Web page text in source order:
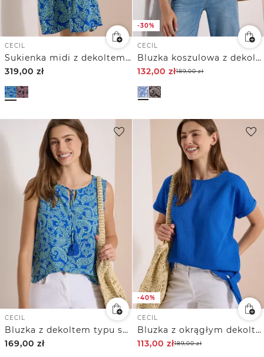
CECIL
Sukienka midi z dekoltem w szpic i nadrukiem
319,00 zł
-30%
CECIL
Bluzka koszulowa z dekoltem typu split neck i nadrukiem
132,00 zł189,00zł
CECIL
Bluzka z dekoltem typu split neck i nadrukiem
169,00 zł
-40%
CECIL
Bluzka z okrągłym dekoltem i wiązaniem
113,00 zł189,00zł